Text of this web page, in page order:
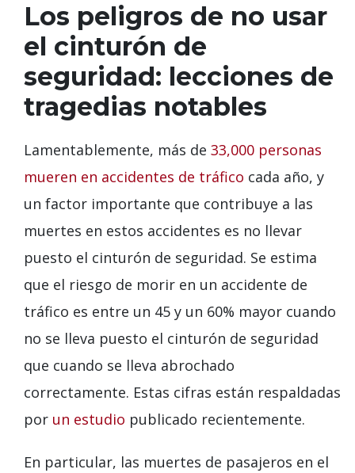
Los peligros de no usar
el cinturón de
seguridad: lecciones de
tragedias notables
Lamentablemente, más de 33,000 personas
mueren en accidentes de tráfico cada año, y
un factor importante que contribuye a las
muertes en estos accidentes es no llevar
puesto el cinturón de seguridad. Se estima
que el riesgo de morir en un accidente de
tráfico es entre un 45 y un 60% mayor cuando
no se lleva puesto el cinturón de seguridad
que cuando se lleva abrochado
correctamente. Estas cifras están respaldadas
por un estudio publicado recientemente.
En particular, las muertes de pasajeros en el